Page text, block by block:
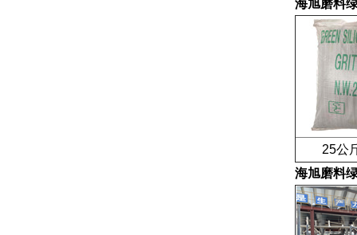
海旭磨料
25公斤
海旭磨料